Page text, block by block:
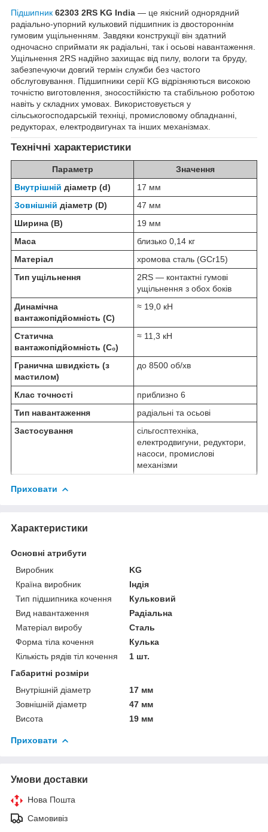
Підшипник 62303 2RS KG India — це якісний однорядний
радіально-упорний кульковий підшипник із двостороннім
гумовим ущільненням. Завдяки конструкції він здатний
одночасно сприймати як радіальні, так і осьові навантаження.
Ущільнення 2RS надійно захищає від пилу, вологи та бруду,
забезпечуючи довгий термін служби без частого
обслуговування. Підшипники серії KG відрізняються високою
точністю виготовлення, зносостійкістю та стабільною роботою
навіть у складних умовах. Використовується у
сільськогосподарській техніці, промисловому обладнанні,
редукторах, електродвигунах та інших механізмах.
Технічні характеристики
Параметр
Значення
Внутрішній діаметр (d)
17 мм
Зовнішній діаметр (D)
47 мм
Ширина (B)
19 мм
Маса
близько 0,14 кг
Матеріал
хромова сталь (GCr15)
Тип ущільнення
2RS — контактні гумові
ущільнення з обох боків
Динамічна
вантажопідйомність (C)
≈ 19,0 кН
Статична
вантажопідйомність (C₀)
≈ 11,3 кН
Гранична швидкість (з
мастилом)
до 8500 об/хв
Клас точності
приблизно 6
Тип навантаження
радіальні та осьові
Застосування
сільгосптехніка,
електродвигуни, редуктори,
насоси, промислові
механізми
Приховати
Характеристики
Основні атрибути
Виробник
KG
Країна виробник
Індія
Тип підшипника кочення
Кульковий
Вид навантаження
Радіальна
Матеріал виробу
Сталь
Форма тіла кочення
Кулька
Кількість рядів тіл кочення
1 шт.
Габаритні розміри
Внутрішній діаметр
17 мм
Зовнішній діаметр
47 мм
Висота
19 мм
Приховати
Умови доставки
Нова Пошта
Самовивіз